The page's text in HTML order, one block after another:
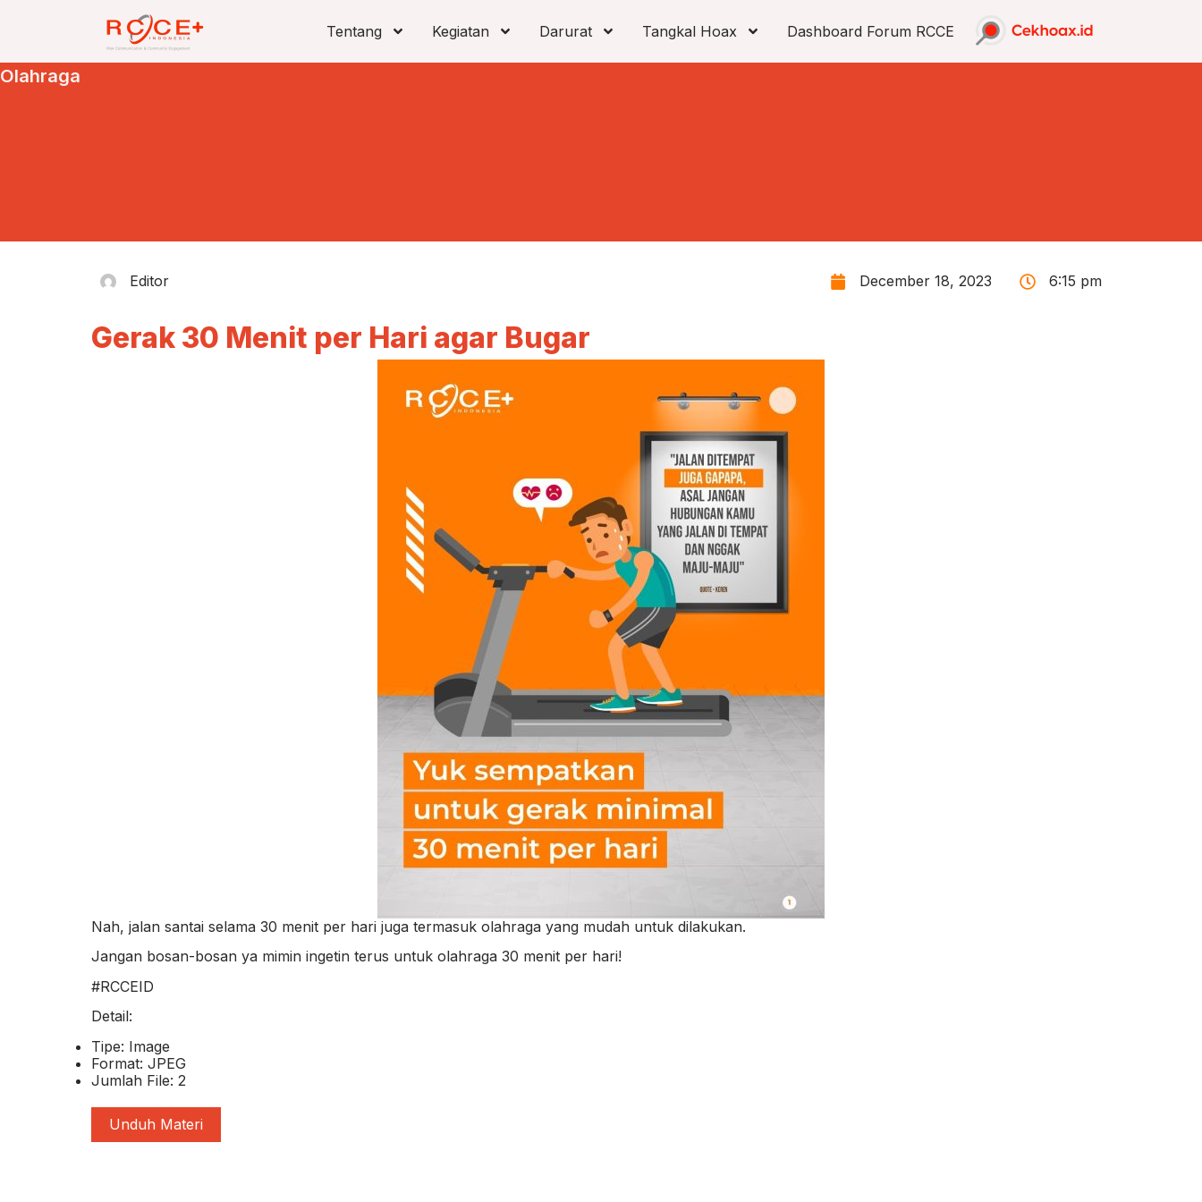
Tentang Kegiatan Darurat Tangkal Hoax Dashboard Forum RCCE
Olahraga
Editor December 18, 2023 6:15 pm
Gerak 30 Menit per Hari agar Bugar
Nah, jalan santai selama 30 menit per hari juga termasuk olahraga yang mudah untuk dilakukan.
Jangan bosan-bosan ya mimin ingetin terus untuk olahraga 30 menit per hari!
#RCCEID
Detail:
Tipe: Image
Format: JPEG
Jumlah File: 2
Unduh Materi